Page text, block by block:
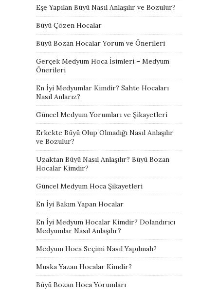
Eşe Yapılan Büyü Nasıl Anlaşılır ve Bozulur?
Büyü Çözen Hocalar
Büyü Bozan Hocalar Yorum ve Önerileri
Gerçek Medyum Hoca İsimleri – Medyum
Önerileri
En İyi Medyumlar Kimdir? Sahte Hocaları
Nasıl Anlarız?
Güncel Medyum Yorumları ve Şikayetleri
Erkekte Büyü Olup Olmadığı Nasıl Anlaşılır
ve Bozulur?
Uzaktan Büyü Nasıl Anlaşılır? Büyü Bozan
Hocalar Kimdir?
Güncel Medyum Hoca Şikayetleri
En İyi Bakım Yapan Hocalar
En İyi Medyum Hocalar Kimdir? Dolandırıcı
Medyumlar Nasıl Anlaşılır?
Medyum Hoca Seçimi Nasıl Yapılmalı?
Muska Yazan Hocalar Kimdir?
Büyü Bozan Hoca Yorumları